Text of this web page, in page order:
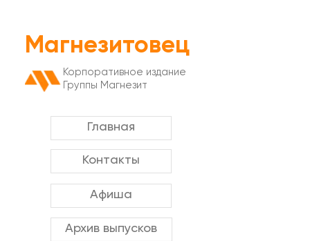
Магнезитовец
Афиша
Главная
Архив выпусков
Контакты
Корпоративное издание
Группы Магнезит